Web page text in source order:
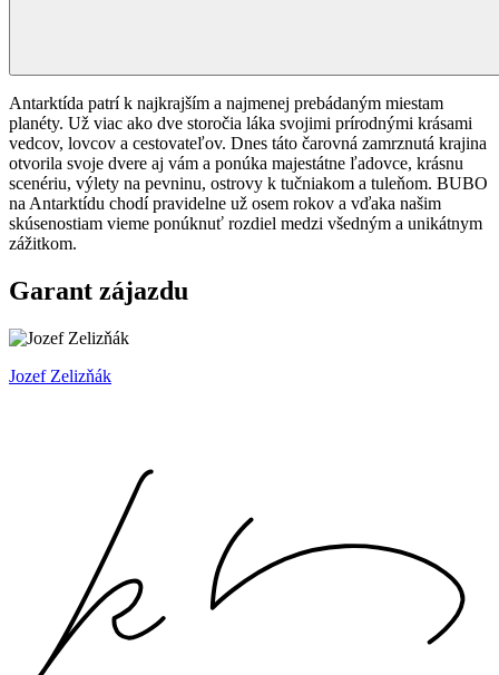
Antarktída patrí k najkrajším a najmenej prebádaným miestam
planéty. Už viac ako dve storočia láka svojimi prírodnými krásami
vedcov, lovcov a cestovateľov. Dnes táto čarovná zamrznutá krajina
otvorila svoje dvere aj vám a ponúka majestátne ľadovce, krásnu
scenériu, výlety na pevninu, ostrovy k tučniakom a tuleňom. BUBO
na Antarktídu chodí pravidelne už osem rokov a vďaka našim
skúsenostiam vieme ponúknuť rozdiel medzi všedným a unikátnym
zážitkom.
Garant zájazdu
Jozef Zelizňák